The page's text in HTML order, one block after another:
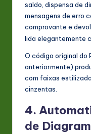
saldo, dispensa de
mensagens de erro
comprovante e
lida elegantemente
O código original do
anteriormente)
com faixas
cinzentas.
4.
de